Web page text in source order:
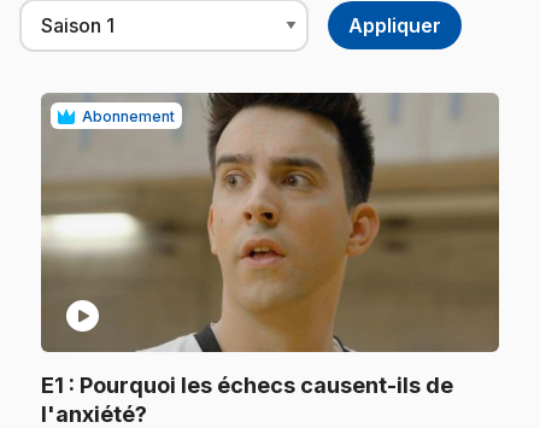
Abonnement
play_circle
E1 : Pourquoi les échecs causent-ils de
l'anxiété?